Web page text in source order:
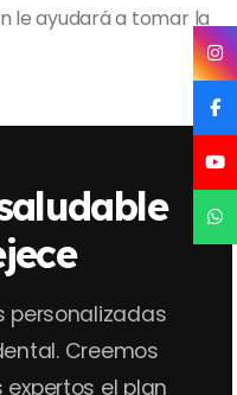
le ayudará a tomar la
personalizadas
Creemos
el plan